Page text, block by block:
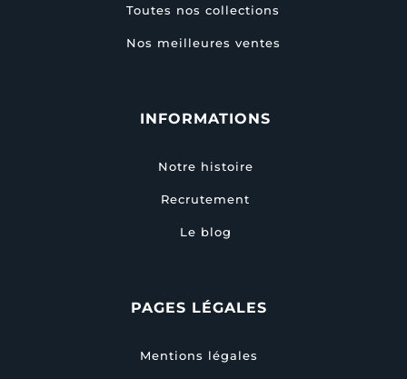
Toutes nos collections
Nos meilleures ventes
INFORMATIONS
Notre histoire
Recrutement
Le blog
PAGES LÉGALES
Mentions légales